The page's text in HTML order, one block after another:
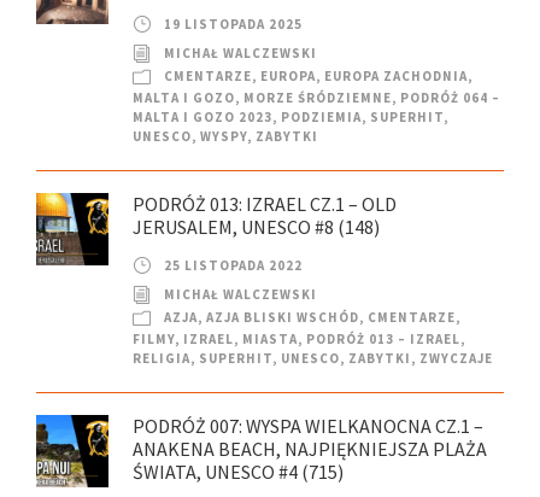
19 LISTOPADA 2025
MICHAŁ WALCZEWSKI
CMENTARZE, EUROPA, EUROPA ZACHODNIA,
MALTA I GOZO, MORZE ŚRÓDZIEMNE, PODRÓŻ 064 –
MALTA I GOZO 2023, PODZIEMIA, SUPERHIT,
UNESCO, WYSPY, ZABYTKI
PODRÓŻ 013: IZRAEL CZ.1 – OLD
JERUSALEM, UNESCO #8 (148)
25 LISTOPADA 2022
MICHAŁ WALCZEWSKI
AZJA, AZJA BLISKI WSCHÓD, CMENTARZE,
FILMY, IZRAEL, MIASTA, PODRÓŻ 013 – IZRAEL,
RELIGIA, SUPERHIT, UNESCO, ZABYTKI , ZWYCZAJE
PODRÓŻ 007: WYSPA WIELKANOCNA CZ.1 –
ANAKENA BEACH, NAJPIĘKNIEJSZA PLAŻA
ŚWIATA, UNESCO #4 (715)